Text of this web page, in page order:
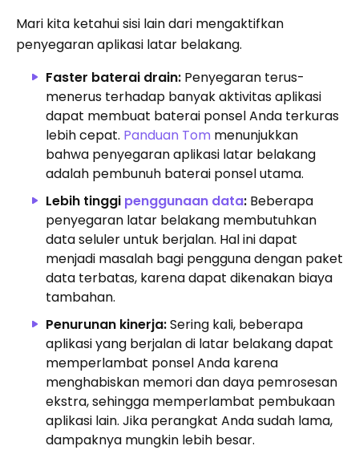
Mari kita ketahui sisi lain dari mengaktifkan
penyegaran aplikasi latar belakang.
Faster baterai drain: Penyegaran terus-
menerus terhadap banyak aktivitas aplikasi
dapat membuat baterai ponsel Anda terkuras
lebih cepat. Panduan Tom menunjukkan
bahwa penyegaran aplikasi latar belakang
adalah pembunuh baterai ponsel utama.
Lebih tinggi penggunaan data: Beberapa
penyegaran latar belakang membutuhkan
data seluler untuk berjalan. Hal ini dapat
menjadi masalah bagi pengguna dengan paket
data terbatas, karena dapat dikenakan biaya
tambahan.
Penurunan kinerja:Sering kali, beberapa
aplikasi yang berjalan di latar belakang dapat
memperlambat ponsel Anda karena
menghabiskan memori dan daya pemrosesan
ekstra, sehingga memperlambat pembukaan
aplikasi lain. Jika perangkat Anda sudah lama,
dampaknya mungkin lebih besar.